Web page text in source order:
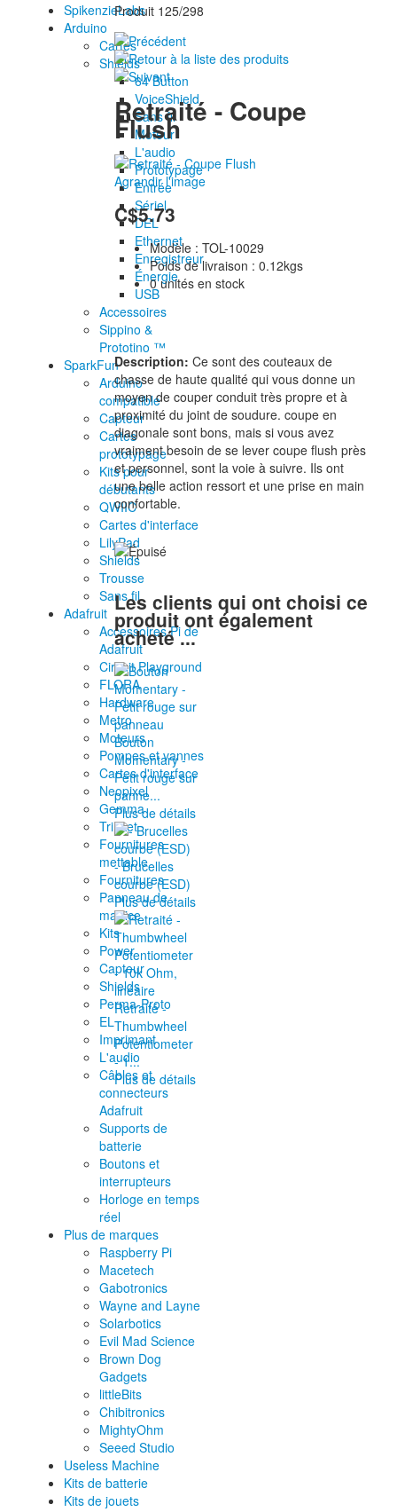
SpikenzieLabs
Arduino
Cartes
Shields
64 Button
VoiceShield
Sans fil
Moteur
L'audio
Prototypage
Entrée
Sériel
DEL
Ethernet
Enregistreur
Énergie
USB
Accessoires
Sippino &
Prototino ™
SparkFun
Arduino
compatible
Capteur
Cartes
prototypage
Kits pour
débutants
QWIIC
Cartes d'interface
LilyPad
Shields
Trousse
Sans fil
Adafruit
Accessoires Pi de
Adafruit
Circuit Playground
FLORA
Hardware
Metro
Moteurs
Pompes et vannes
Cartes d'interface
Neopixel
Gemma
Trinket
Fournitures
mettable
Fournitures
Panneau de
matrice
Kits
Power
Capteur
Shields
Perma-Proto
EL
Imprimant
L'audio
Câbles et
connecteurs
Adafruit
Supports de
batterie
Boutons et
interrupteurs
Horloge en temps
réel
Plus de marques
Raspberry Pi
Macetech
Gabotronics
Wayne and Layne
Solarbotics
Evil Mad Science
Brown Dog
Gadgets
littleBits
Chibitronics
MightyOhm
Seeed Studio
Useless Machine
Kits de batterie
Kits de jouets
Produit 125/298
Retraité - Coupe
Flush
Agrandir l'image
C$5.73
Modèle : TOL-10029
Poids de livraison : 0.12kgs
0 unités en stock
Description:Ce sont des couteaux de
chasse de haute qualité qui vous donne un
moyen de couper conduit très propre et à
proximité du joint de soudure. coupe en
diagonale sont bons, mais si vous avez
vraiment besoin de se lever coupe flush près
et personnel, sont la voie à suivre. Ils ont
une belle action ressort et une prise en main
confortable.
Les clients qui ont choisi ce
produit ont également
acheté ...
Bouton
Momentary -
Petit rouge sur
panne...
Plus de détails
- Brucelles
courbe (ESD)
Plus de détails
Retraité -
Thumbwheel
Potentiometer
- 1...
Plus de détails